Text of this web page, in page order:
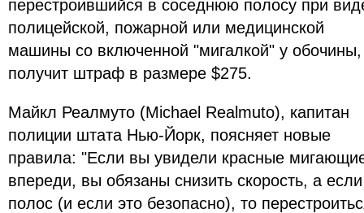
перестроившийся в соседнюю полосу при
полицейской, пожарной или медицинской
машины со включенной "мигалкой" у обочины,
получит штраф в размере $275.
Майкл Реалмуто (Michael Realmuto), капитан
полиции штата Нью-Йорк, поясняет новые
правила: "Если вы увидели красные
впереди, вы обязаны снизить скорость, а
полос (и если это безопасно), то